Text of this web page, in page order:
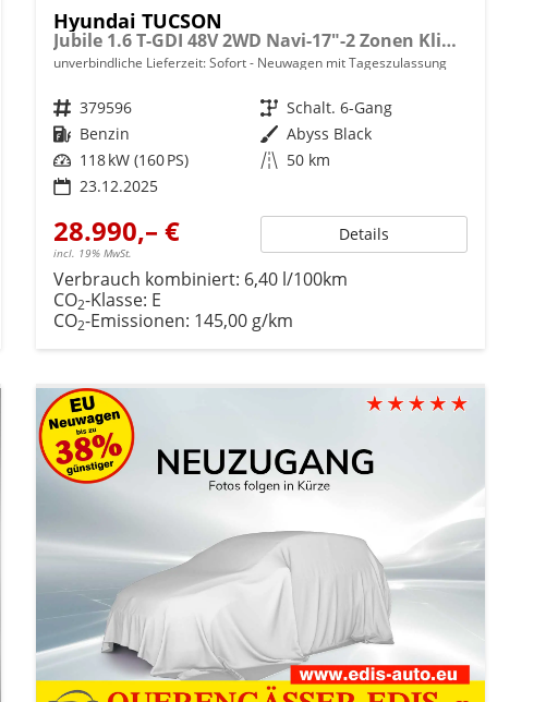
Hyundai TUCSON
Jubile 1.6 T-GDI 48V 2WD Navi-17"-2 Zonen Klimaautomatik-LED-Kamera-Sofort
unverbindliche Lieferzeit: Sofort Neuwagen mit Tageszulassung
Fahrzeugnr. 379596 Getriebe Schalt. 6-Gang
Kraftstoff Benzin Außenfarbe Abyss Black
Leistung 118 kW (160 PS) Kilometerstand 50 km
23.12.2025
28.990,– €
incl. 19% MwSt.
Details
Verbrauch kombiniert: 6,40 l/100km
CO2-Klasse: E
CO2-Emissionen: 145,00 g/km